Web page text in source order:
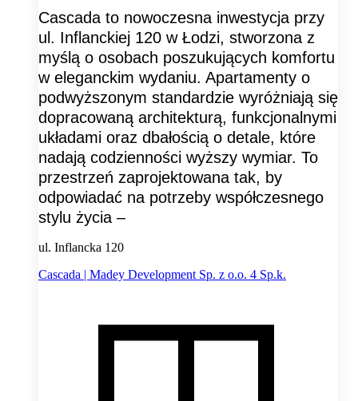
Cascada to nowoczesna inwestycja przy
ul. Inflanckiej 120 w Łodzi, stworzona z
myślą o osobach poszukujących komfortu
w eleganckim wydaniu. Apartamenty o
podwyższonym standardzie wyróżniają się
dopracowaną architekturą, funkcjonalnymi
układami oraz dbałością o detale, które
nadają codzienności wyższy wymiar. To
przestrzeń zaprojektowana tak, by
odpowiadać na potrzeby współczesnego
stylu życia –
ul. Inflancka 120
Cascada | Madey Development Sp. z o.o. 4 Sp.k.